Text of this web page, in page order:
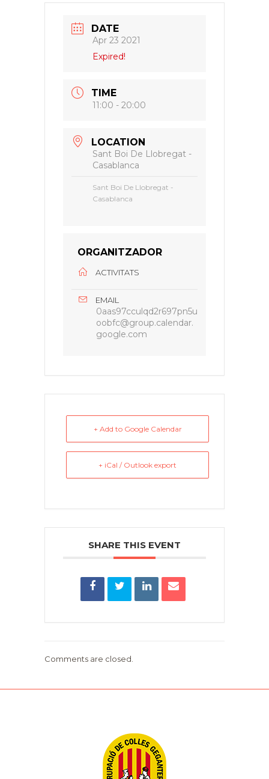
DATE
Apr 23 2021
Expired!
TIME
11:00 - 20:00
LOCATION
Sant Boi De Llobregat -
Casablanca
Sant Boi De Llobregat -
Casablanca
ORGANITZADOR
ACTIVITATS
EMAIL
0aas97cculqd2r697pn5u
oobfc@group.calendar.
google.com
+ Add to Google Calendar
+ iCal / Outlook export
SHARE THIS EVENT
Comments are closed.